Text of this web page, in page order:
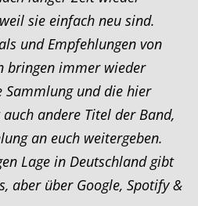
sie einfach neu sind.
und Empfehlungen von
bringen immer wieder
Sammlung und die hier
andere Titel der Band,
an euch weitergeben.
Lage in Deutschland gibt
aber über Google, Spotify &